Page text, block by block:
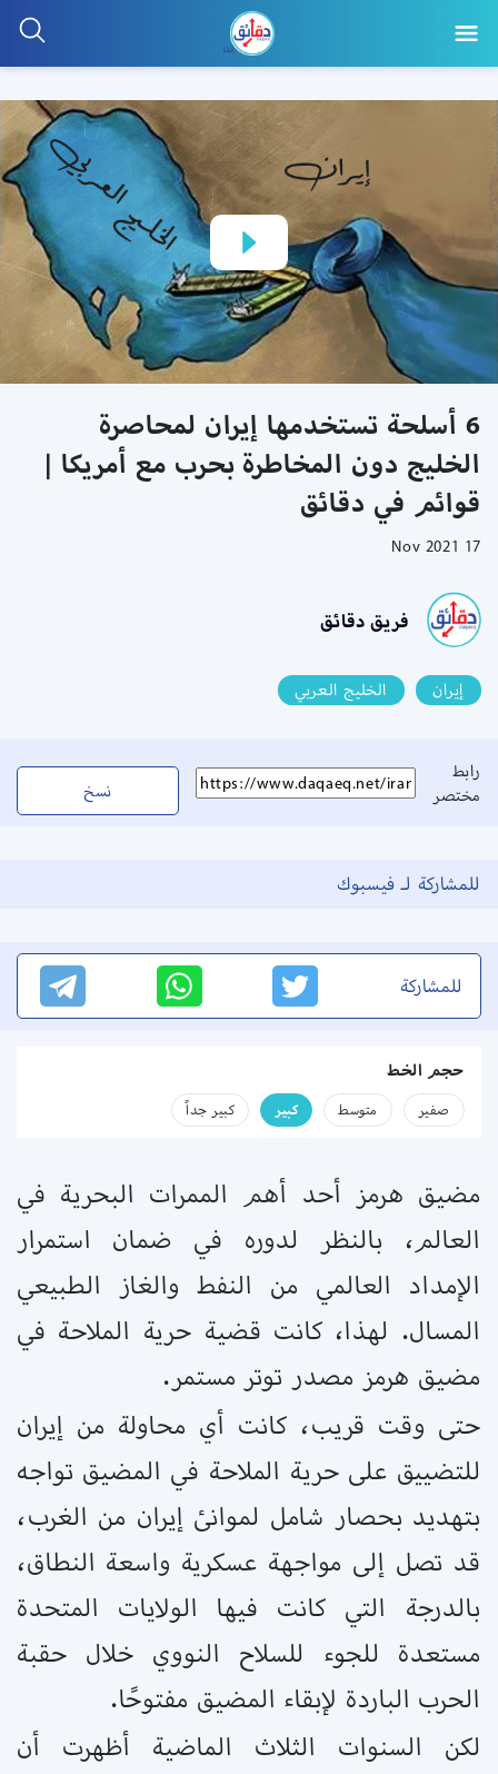
6 أسلحة تستخدمها إيران لمحاصرة
الخليج دون المخاطرة بحرب مع أمريكا |
قوائم في دقائق
17 Nov 2021
فريق دقائق
إيران الخليج العربي
رابط
مختصر
نسخ
للمشاركة لـ فيسبوك
للمشاركة
حجم الخط
صفير متوسط كبير كبير جداً
مضيق هرمز أحد أهم الممرات البحرية في
العالم، بالنظر لدوره في ضمان استمرار
الإمداد العالمي من النفط والغاز الطبيعي
المسال. لهذا، كانت قضية حرية الملاحة في
مضيق هرمز مصدر توتر مستمر.
حتى وقت قريب، كانت أي محاولة من إيران
للتضييق على حرية الملاحة في المضيق تواجه
بتهديد بحصار شامل لموانئ إيران من الغرب،
قد تصل إلى مواجهة عسكرية واسعة النطاق،
بالدرجة التي كانت فيها الولايات المتحدة
مستعدة للجوء للسلاح النووي خلال حقبة
الحرب الباردة لإبقاء المضيق مفتوحًا.
لكن السنوات الثلاث الماضية أظهرت أن